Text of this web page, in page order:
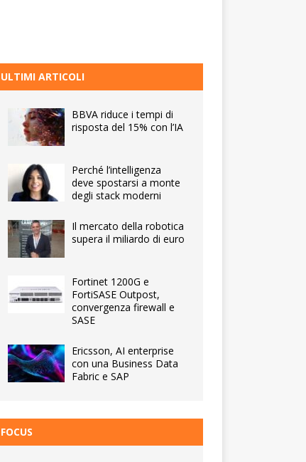
ULTIMI ARTICOLI
BBVA riduce i tempi di
risposta del 15% con l’IA
Perché l’intelligenza
deve spostarsi a monte
degli stack moderni
Il mercato della robotica
supera il miliardo di euro
Fortinet 1200G e
FortiSASE Outpost,
convergenza firewall e
SASE
Ericsson, AI enterprise
con una Business Data
Fabric e SAP
FOCUS